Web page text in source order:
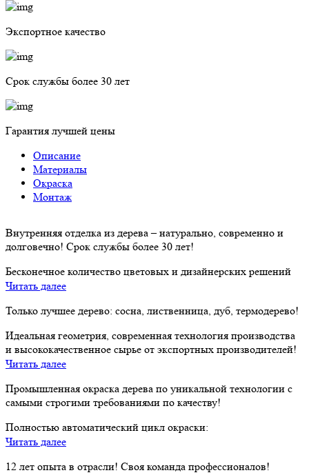
Экспортное качество
Cрок службы более 30 лет
Гарантия лучшей цены
Описание
Материалы
Окраска
Монтаж
Внутренняя отделка из дерева – натурально, современно и
долговечно! Срок службы более 30 лет!
Бесконечное количество цветовых и дизайнерских решений
позволит создать индивидуальный облик вашего дома!
Разработка дизайн-проекта;
Промышленная окраска;
Профессиональный монтаж.
гарантию на всю работу!
Читать далее
Только лучшее дерево: сосна, лиственница, дуб, термодерево!
Идеальная геометрия, современная технология производства
и высококачественное сырье от экспортных производителей!
Финляндии!
Современные технологии и природные компоненты надежно
защитят дерево без вреда для вас и окружающей среды!
Читать далее
Промышленная окраска дерева по уникальной технологии с
самыми строгими требованиями по качеству!
Полностью автоматический цикл окраски:
брашировка;
Читать далее
12 лет опыта в отрасли! Своя команда профессионалов!